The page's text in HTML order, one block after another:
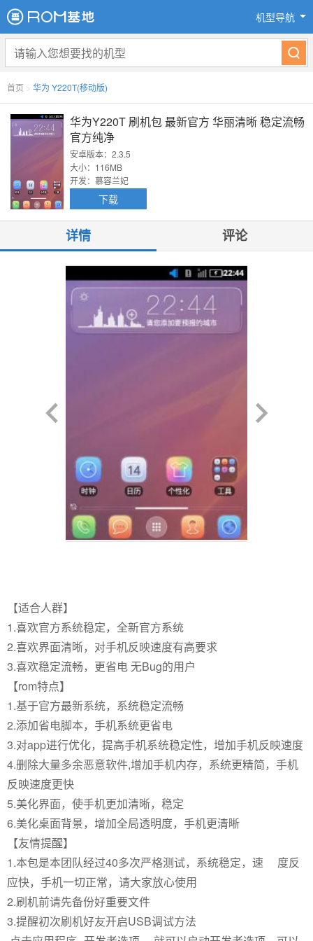
机型导航
首页 > 华为 Y220T(移动版)
华为Y220T 刷机包 最新官方 华丽清晰 稳定流畅
官方纯净
安卓版本：2.3.5
大小：116MB
开发：慕容兰妃
下载
详情 评论
【适合人群】
1.喜欢官方系统稳定，全新官方系统
2.喜欢界面清晰，对手机反映速度有高要求
3.喜欢稳定流畅，更省电 无Bug的用户
【rom特点】
1.基于官方最新系统，系统稳定流畅
2.添加省电脚本，手机系统更省电
3.对app进行优化，提高手机系统稳定性，增加手机反映速度
4.删除大量多余恶意软件,增加手机内存，系统更精简，手机
反映速度更快
5.美化界面，使手机更加清晰，稳定
6.美化桌面背景，增加全局透明度，手机更清晰
【友情提醒】
1.本包是本团队经过40多次严格测试，系统稳定，速 度反
应快，手机一切正常，请大家放心使用
2.刷机前请先备份好重要文件
3.提醒初次刷机好友开启USB调试方法